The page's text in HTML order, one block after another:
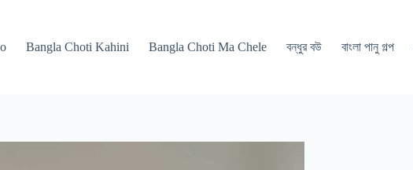
Bangla Choti Kahini Bangla Choti Ma Chele বন্ধুর বউ বাংলা পানু গল্প